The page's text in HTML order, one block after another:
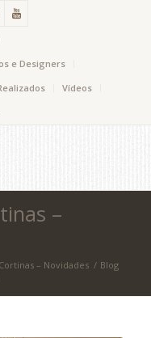
e Designers
Vídeos
–
– Novidades / Blog